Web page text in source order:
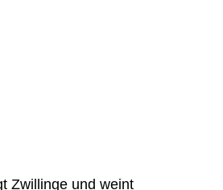
Zwillinge und weint